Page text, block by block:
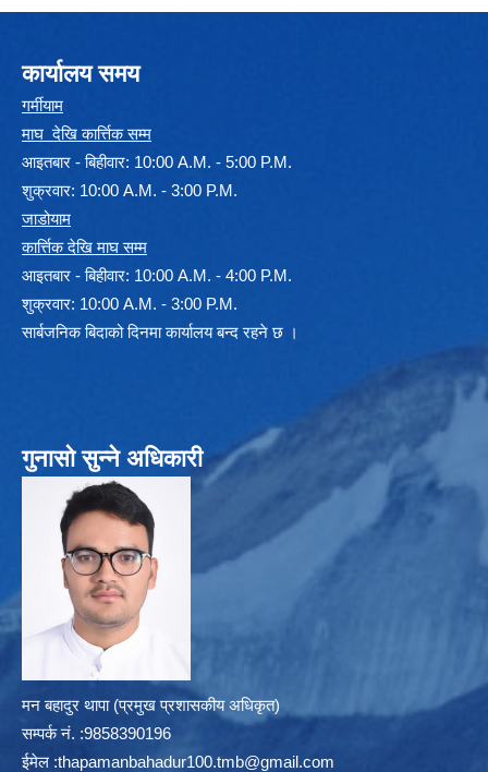
कार्यालय समय
गर्मीयाम
माघ देखि कार्त्तिक सम्म
आइतबार - बिहीवार: 10:00 A.M. - 5:00 P.M.
शुक्रवार: 10:00 A.M. - 3:00 P.M.
जाडोयाम
कार्त्तिक देखि माघ सम्म
आइतबार - बिहीवार: 10:00 A.M. - 4:00 P.M.
शुक्रवार: 10:00 A.M. - 3:00 P.M.
सार्बजनिक बिदाको दिनमा कार्यालय बन्द रहने छ ।
गुनासो सुन्ने अधिकारी
मन बहादुर थापा (प्रमुख प्रशासकीय अधिकृत)
सम्पर्क न‌ं. :9858390196
ईमेल :thapamanbahadur100.tmb@gmail.com